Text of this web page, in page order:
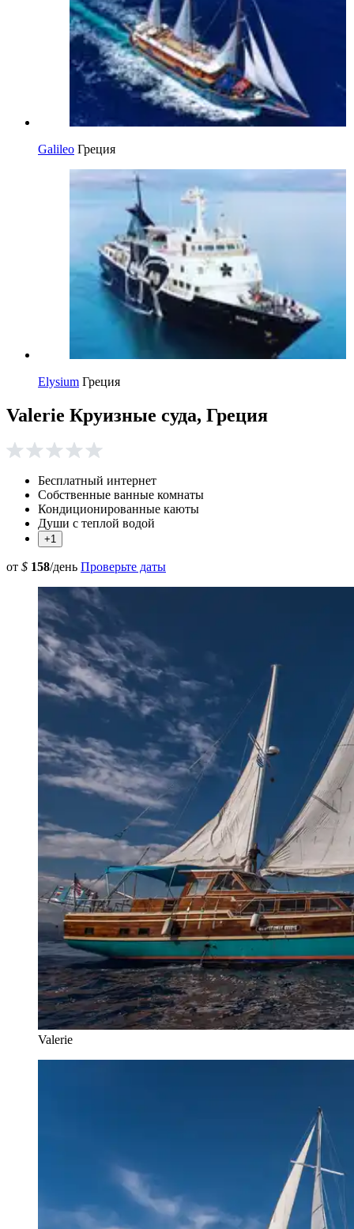
Galileo Греция
Elysium Греция
Valerie Круизные суда, Греция
Бесплатный интернет
Собственные ванные комнаты
Кондиционированные каюты
Души с теплой водой
+1
от $ 158/день Проверьте даты
Valerie